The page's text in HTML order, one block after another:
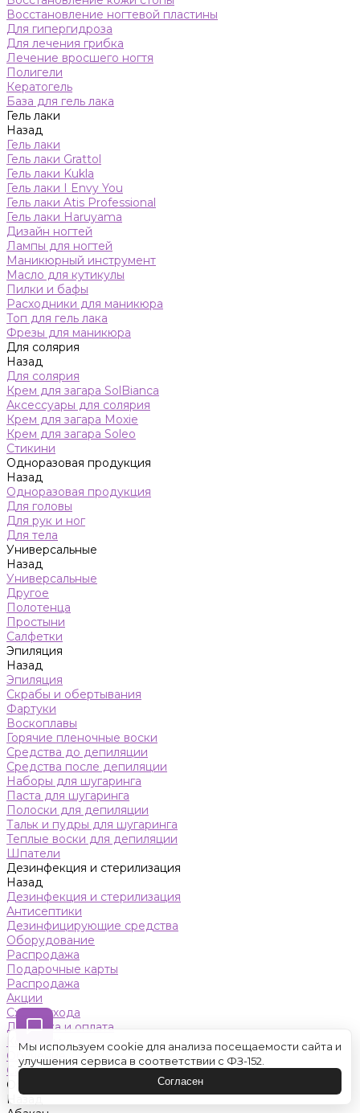
Восстановление ногтевой пластины
Для гипергидроза
Для лечения грибка
Лечение вросшего ногтя
Полигели
Кератогель
База для гель лака
Гель лаки
Назад
Гель лаки
Гель лаки Grattol
Гель лаки Kukla
Гель лаки I Envy You
Гель лаки Atis Professional
Гель лаки Haruyama
Дизайн ногтей
Лампы для ногтей
Маникюрный инструмент
Масло для кутикулы
Пилки и бафы
Расходники для маникюра
Топ для гель лака
Фрезы для маникюра
Для солярия
Назад
Для солярия
Крем для загара SolBianca
Аксессуары для солярия
Крем для загара Moxie
Крем для загара Soleo
Стикини
Одноразовая продукция
Назад
Одноразовая продукция
Для головы
Для рук и ног
Для тела
Универсальные
Назад
Универсальные
Другое
Полотенца
Простыни
Салфетки
Эпиляция
Назад
Эпиляция
Скрабы и обертывания
Фартуки
Воскоплавы
Горячие пленочные воски
Средства до депиляции
Средства после депиляции
Наборы для шугаринга
Паста для шугаринга
Полоски для депиляции
Тальк и пудры для шугаринга
Теплые воски для депиляции
Шпатели
Дезинфекция и стерилизация
Назад
Дезинфекция и стерилизация
Антисептики
Дезинфицирующие средства
Оборудование
Распродажа
Подарочные карты
Распродажа
Акции
Схемы ухода
Доставка и оплата
Контакты
Обучение
Салон красоты
Оренбург
Назад
Мы используем cookie для анализа посещаемости сайта и
улучшения сервиса в соответствии с ФЗ-152.
Согласен